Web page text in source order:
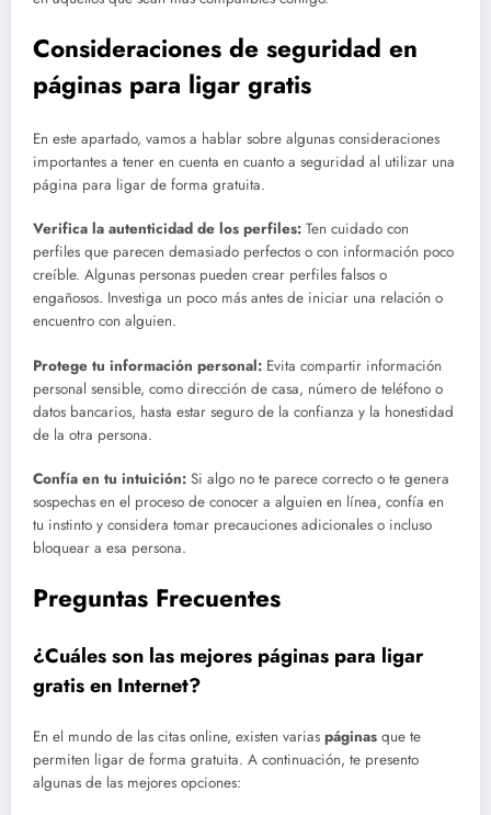
Consideraciones de seguridad en
páginas para ligar gratis
En este apartado, vamos a hablar sobre algunas consideraciones
importantes a tener en cuenta en cuanto a seguridad al utilizar una
página para ligar de forma gratuita.
Verifica la autenticidad de los perfiles: Ten cuidado con
perfiles que parecen demasiado perfectos o con información poco
creíble. Algunas personas pueden crear perfiles falsos o
engañosos. Investiga un poco más antes de iniciar una relación o
encuentro con alguien.
Protege tu información personal: Evita compartir información
personal sensible, como dirección de casa, número de teléfono o
datos bancarios, hasta estar seguro de la confianza y la honestidad
de la otra persona.
Confía en tu intuición: Si algo no te parece correcto o te genera
sospechas en el proceso de conocer a alguien en línea, confía en
tu instinto y considera tomar precauciones adicionales o incluso
bloquear a esa persona.
Preguntas Frecuentes
¿Cuáles son las mejores páginas para ligar
gratis en Internet?
En el mundo de las citas online, existen varias páginas que te
permiten ligar de forma gratuita. A continuación, te presento
algunas de las mejores opciones: